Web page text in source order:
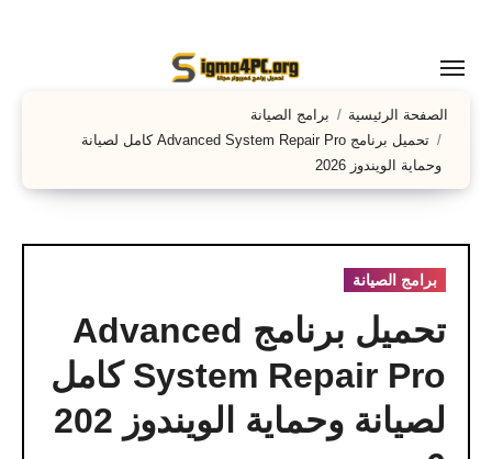
المحتوى
الصفحة الرئيسية
برامج الصيانة
تحميل برنامج Advanced System Repair Pro كامل لصيانة
وحماية الويندوز 2026
برامج الصيانة
تحميل برنامج Advanced
System Repair Pro كامل
لصيانة وحماية الويندوز 202